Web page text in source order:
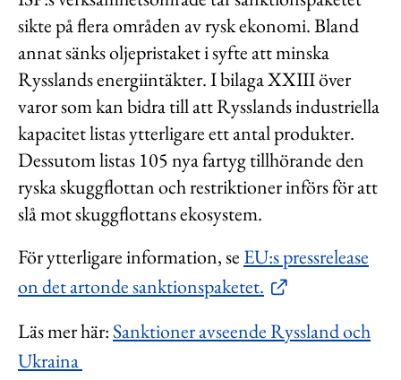
sikte på flera områden av rysk ekonomi. Bland
annat sänks oljepristaket i syfte att minska
Rysslands energiintäkter. I bilaga XXIII över
varor som kan bidra till att Rysslands industriella
kapacitet listas ytterligare ett antal produkter.
Dessutom listas 105 nya fartyg tillhörande den
ryska skuggflottan och restriktioner införs för att
slå mot skuggflottans ekosystem.
För ytterligare information, se EU:s pressrelease
on det artonde sanktionspaketet.
Läs mer här: Sanktioner avseende Ryssland och
Ukraina